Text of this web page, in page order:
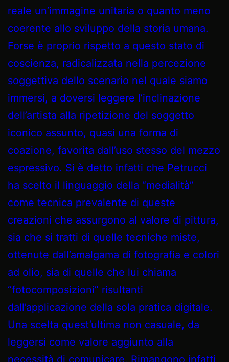
reale un’immagine unitaria o quanto meno
coerente allo sviluppo della storia umana.
Forse è proprio rispetto a questo stato di
coscienza, radicalizzata nella percezione
soggettiva dello scenario nel quale siamo
immersi, a doversi leggere l’inclinazione
dell’artista alla ripetizione del soggetto
iconico assunto, quasi una forma di
coazione, favorita dall’uso stesso del mezzo
espressivo. Si è detto infatti che Petrucci
ha scelto il linguaggio della “medialità”
come tecnica prevalente di queste
creazioni che assurgono al valore di pittura,
sia che si tratti di quelle tecniche miste,
ottenute dall’amalgama di fotografia e colori
ad olio, sia di quelle che lui chiama
“fotocomposizioni” risultanti
dall’applicazione della sola pratica digitale.
Una scelta quest’ultima non casuale, da
leggersi come valore aggiunto alla
necessità di comunicare. Rimangono infatti